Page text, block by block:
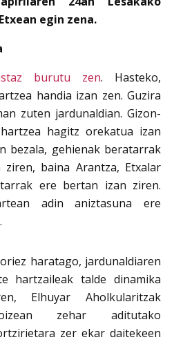
egin zena.
burutu zen. Hasteko,
handia izan zen. Guzira
zuten jardunaldian. Gizon-
hagitz orekatua izan
bezala, gehienak beratarrak
baina Arantza, Etxalar
ere bertan izan ziren.
adin aniztasuna ere
haratago, jardunaldiaren
hartzaileak talde dinamika
Elhuyar Aholkularitzak
zehar aditutako
zer ekar daitekeen